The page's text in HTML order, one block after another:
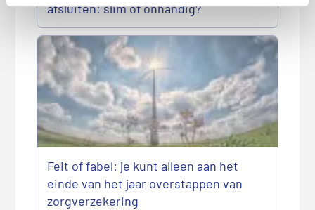
afsluiten: slim of onhandig?
Feit of fabel: je kunt alleen aan het
einde van het jaar overstappen van
zorgverzekering